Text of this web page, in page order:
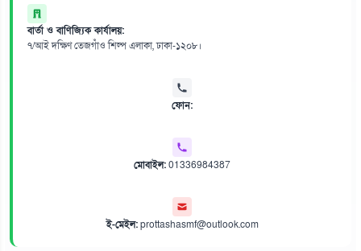
বার্তা ও বাণিজ্যিক কার্যালয়:
৭/আই দক্ষিণ তেজগাঁও শিল্প এলাকা, ঢাকা-১২০৮।
ফোন:
মোবাইল:01336984387
ই-মেইল:prottashasmf@outlook.com